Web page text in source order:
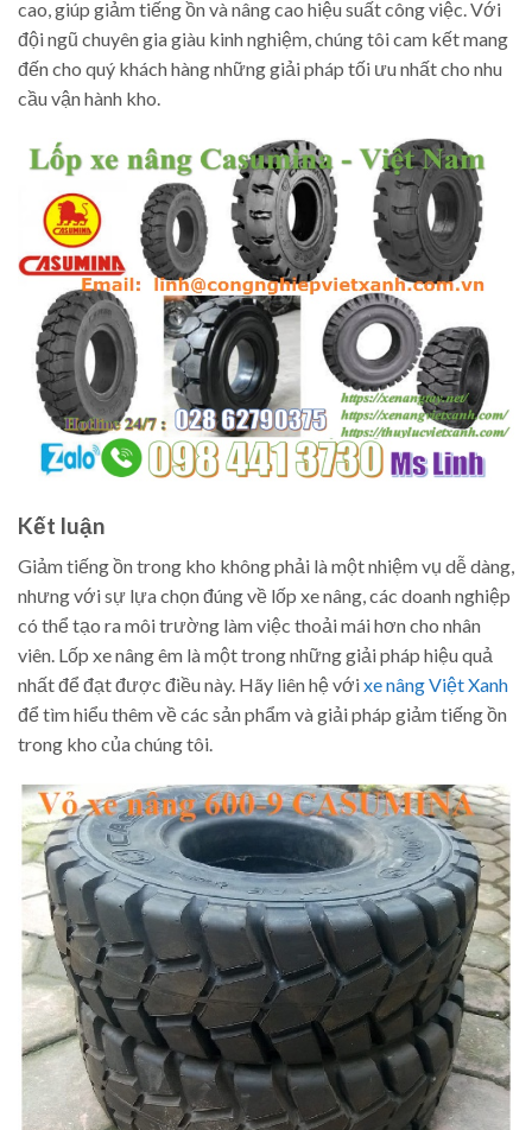
cao, giúp giảm tiếng ồn và nâng cao hiệu suất công việc. Với
đội ngũ chuyên gia giàu kinh nghiệm, chúng tôi cam kết mang
đến cho quý khách hàng những giải pháp tối ưu nhất cho nhu
cầu vận hành kho.
Kết luận
Giảm tiếng ồn trong kho không phải là một nhiệm vụ dễ dàng,
nhưng với sự lựa chọn đúng về lốp xe nâng, các doanh nghiệp
có thể tạo ra môi trường làm việc thoải mái hơn cho nhân
viên. Lốp xe nâng êm là một trong những giải pháp hiệu quả
nhất để đạt được điều này. Hãy liên hệ vớixe nâng Việt Xanh
để tìm hiểu thêm về các sản phẩm và giải pháp giảm tiếng ồn
trong kho của chúng tôi.